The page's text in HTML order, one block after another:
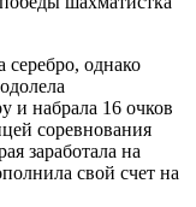
серебро, однако
и набрала 16 очков
соревнования
заработала на
свой счет на